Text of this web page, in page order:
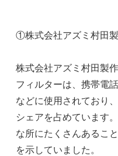
①株式会社アズミ村田
株式会社アズミ村田製
フィルターは、携帯電
などに使用されており
シェアを占めています
な所にたくさんあるこ
を示していました。